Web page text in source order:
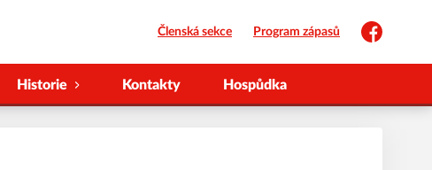
Členská sekce Program zápasů
Facebook
Historie Kontakty Hospůdka